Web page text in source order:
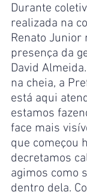
Durante
realizada na
Renato Junior
presença da
David
na cheia, a
está aqui
estamos
face mais
que começou
decretamos
agimos como
dentro dela.